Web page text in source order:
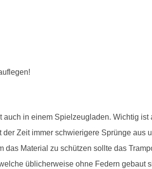
auch in einem Spielzeugladen. Wichtig ist
Zeit immer schwierigere Sprünge aus
das Material zu schützen sollte das
üblicherweise ohne Federn gebaut